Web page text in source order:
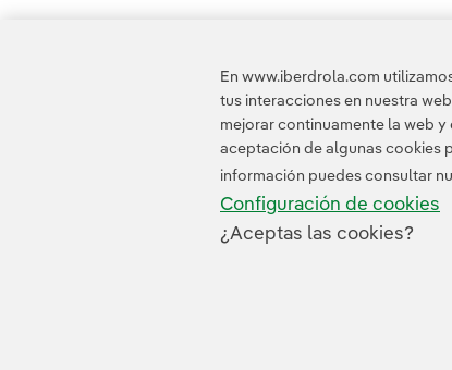
En www.iberdrola.com
tus interacciones en nuestra
mejorar continuamente la web y
aceptación de algunas cookies
información puedes consultar
Configuración de cookies
¿Aceptas las cookies?